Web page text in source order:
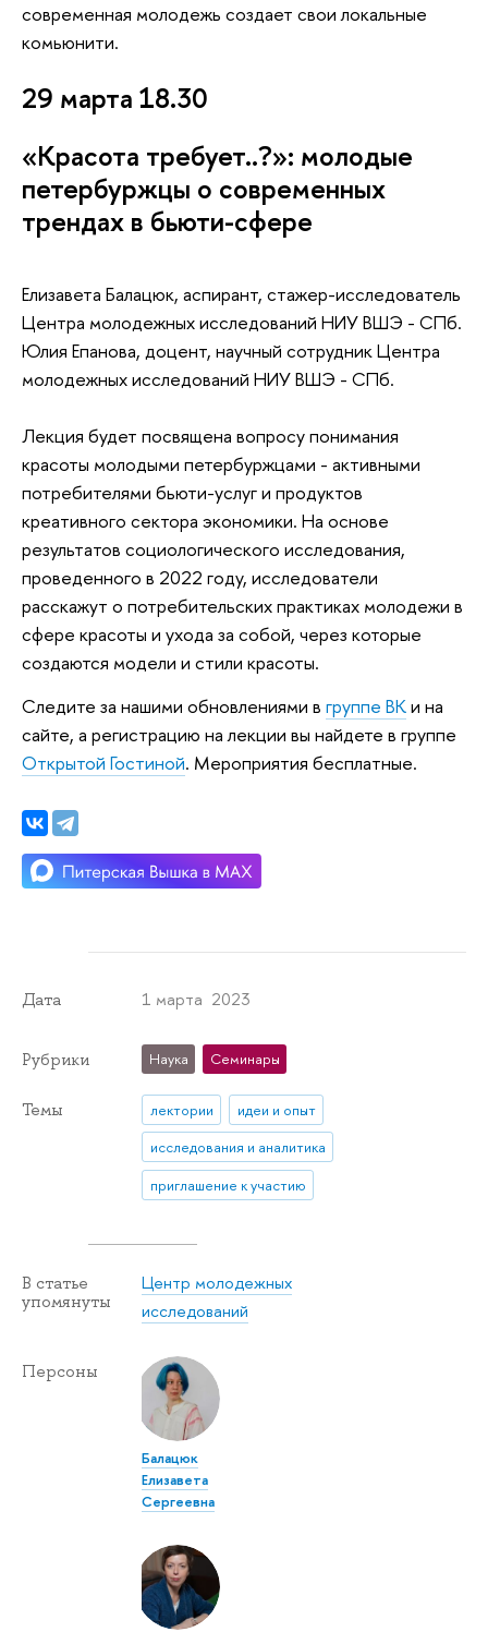
современная молодежь создает свои локальные
комьюнити.
29 марта 18.30
«Красота требует..?»: молодые
петербуржцы о современных
трендах в бьюти-сфере
Елизавета Балацюк, аспирант, стажер-исследователь
Центра молодежных исследований НИУ ВШЭ - СПб.
Юлия Епанова, доцент, научный сотрудник Центра
молодежных исследований НИУ ВШЭ - СПб.
Лекция будет посвящена вопросу понимания
красоты молодыми петербуржцами - активными
потребителями бьюти-услуг и продуктов
креативного сектора экономики. На основе
результатов социологического исследования,
проведенного в 2022 году, исследователи
расскажут о потребительских практиках молодежи в
сфере красоты и ухода за собой, через которые
создаются модели и стили красоты.
Следите за нашими обновлениями в группе ВКи на
сайте, а регистрацию на лекции вы найдете в группе
Открытой Гостиной. Мероприятия бесплатные.
Дата 1 марта 2023
Рубрики Наука Семинары
Темы лектории
идеи и опыт
исследования и аналитика
приглашение к участию
В статье
упомянуты
Центр молодежных
исследований
Персоны
Балацюк
Елизавета
Сергеевна